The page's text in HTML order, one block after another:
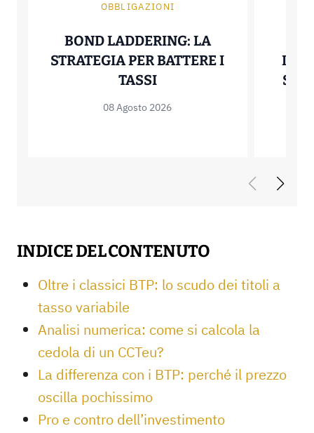
OBBLIGAZIONI
BOND LADDERING: LA
STRATEGIA PER BATTERE I
TASSIBOND LADDERING: LA
08 Agosto 2026
INDICE DEL CONTENUTO
Oltre i classici BTP: lo scudo dei titoli a
tasso variabile
Analisi numerica: come si calcola la
cedola di un CCTeu?
La differenza con i BTP: perché il prezzo
oscilla pochissimo
Pro e contro dell’investimento